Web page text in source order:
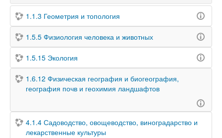
1.1.3 Геометрия и топология
1.5.5 Физиология человека и животных
1.5.15 Экология
1.6.12 Физическая география и биогеография,
география почв и геохимия ландшафтов
4.1.4 Садоводство, овощеводство, виноградарство и
лекарственные культуры